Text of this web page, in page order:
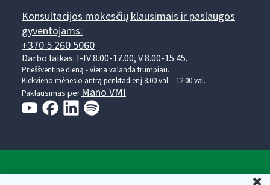
Konsultacijos mokesčių klausimais ir paslaugos
gyventojams:
+370 5 260 5060
Darbo laikas: I-IV 8.00-17.00, V 8.00-15.45.
Prieššventinę dieną - viena valanda trumpiau.
Kiekvieno mėnesio antrą penktadienį 8.00 val. - 12.00 val.
Paklausimas per Mano VMI